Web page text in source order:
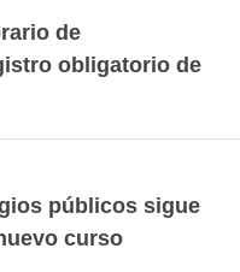
de
obligatorio de
públicos sigue
curso